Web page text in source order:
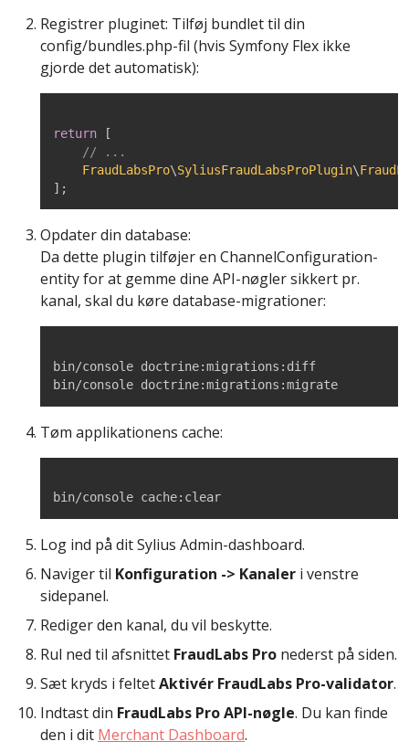
Registrer pluginet: Tilføj bundlet til din
config/bundles.php-fil (hvis Symfony Flex ikke
gjorde det automatisk):
return
[
// ...
FraudLabsPro\SyliusFraudLabsProPlugin\
] ;
Opdater din database:
Da dette plugin tilføjer en ChannelConfiguration-
entity for at gemme dine API-nøgler sikkert pr.
kanal, skal du køre database-migrationer:
bin/console doctrine:migrations:diff
bin/console doctrine:migrations:migrate
Tøm applikationens cache:
bin/console cache:clear
Log ind på dit Sylius Admin-dashboard.
Naviger til Konfiguration -> Kanaler i venstre
sidepanel.
Rediger den kanal, du vil beskytte.
Rul ned til afsnittet FraudLabs Pro nederst på siden.
Sæt kryds i feltetAktivér FraudLabs Pro-validator.
Indtast din FraudLabs Pro API-nøgle. Du kan finde
den i dit Merchant Dashboard.